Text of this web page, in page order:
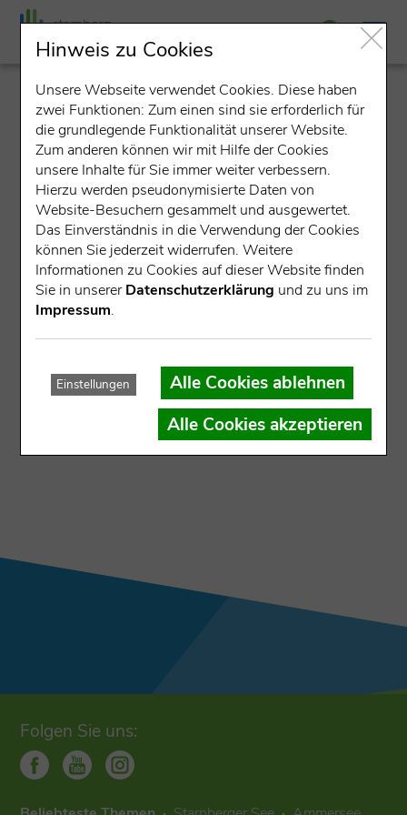
detail
Datensatz nicht gefunden.
Für die angegebene ID konnte kein Datensatz gefunden
werden.
Die Veranstaltung ist bereits abgelaufen
Der Datensatz ist dem Ausgabekanal nicht
Folgen Sie uns:
Hinweis zu Cookies
Unsere Webseite verwendet Cookies. Diese haben
zwei Funktionen: Zum einen sind sie erforderlich für
die grundlegende Funktionalität unserer Website.
Zum anderen können wir mit Hilfe der Cookies
unsere Inhalte für Sie immer weiter verbessern.
Hierzu werden pseudonymisierte Daten von
Website-Besuchern gesammelt und ausgewertet.
Das Einverständnis in die Verwendung der Cookies
können Sie jederzeit widerrufen. Weitere
Informationen zu Cookies auf dieser Website finden
Sie in unsererDatenschutzerklärung und zu uns im
Impressum.
Einstellungen
Alle Cookies ablehnen
Alle Cookies akzeptieren